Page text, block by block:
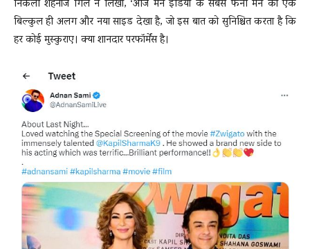
बिल्कुल ही अलग और नया साइड देखा है, जो इस बात को सुनिश्चित करता है कि
हर कोई मुस्कुराए। क्या शानदार परफॉर्मेंस है।